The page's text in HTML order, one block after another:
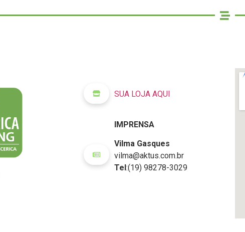
SUA LOJA AQUI
IMPRENSA
Vilma Gasques
vilma@aktus.com.br
Tel:(19) 98278-3029